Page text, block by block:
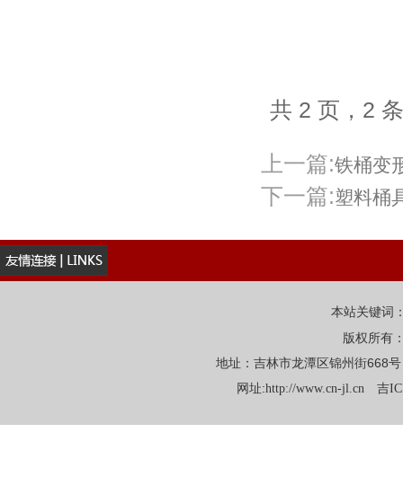
共 2 页，2
上一篇:铁桶变
下一篇:塑料桶
本站关键词
版权所有
地址：吉林市龙潭区锦州街
网址:http://www.cn-jl.cn 吉